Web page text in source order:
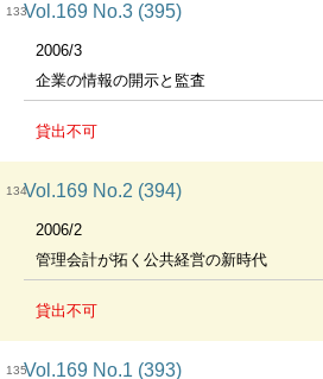
133Vol.169 No.3 (395)
2006/3
企業の情報の開示と監査
貸出不可
134Vol.169 No.2 (394)
2006/2
管理会計が拓く公共経営の新時代
貸出不可
135Vol.169 No.1 (393)